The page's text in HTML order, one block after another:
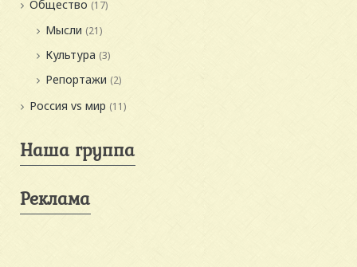
Общество (17)
Мысли (21)
Культура (3)
Репортажи (2)
Россия vs мир (11)
Наша группа
Реклама